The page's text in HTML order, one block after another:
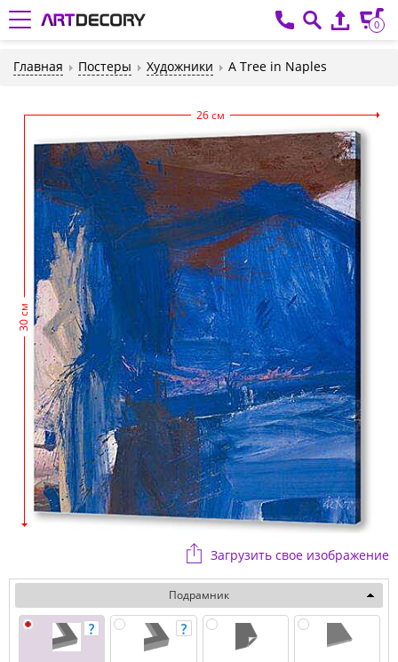
0
Главная Постеры Художники A Tree in Naples
26 см
30 см
Загрузить свое изображение
Подрамник